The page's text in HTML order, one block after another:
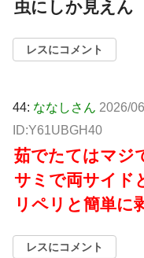
虫にしか見えん
レスにコメント
44: ななしさん 2026/
ID:Y61UBGH40
茹でたてはマジ
サミで両サイド
リペリと簡単に
レスにコメント